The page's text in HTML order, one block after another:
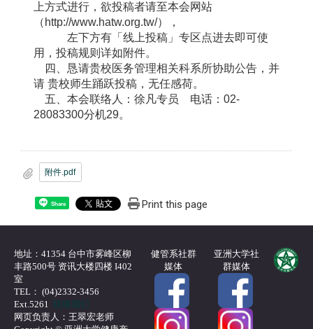
上方式进行，欲投稿者请至本会网站
（http://www.hatw.org.tw/），
左下方有「线上投稿」专区点进去即可使
用，投稿规则详如附件。
四、恳请贵校医务管理相关科系所协助公告，并
请 贵校师生踊跃投稿，无任感荷。
五、本会联络人：徐凡专员 电话：02-
28083300分机29。
附件.pdf
Share Print this page
地址：41354 台中市雾峰区柳
丰路500号 资讯大楼四楼 I402
室
TEL： (04)2332-3456
Ext.5261联络我们
网页负责人：王翠宏老师
健管系社群
媒体
亚洲大学社
群媒体